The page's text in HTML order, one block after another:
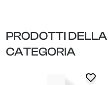
PRODOTTI
CATEGORIA